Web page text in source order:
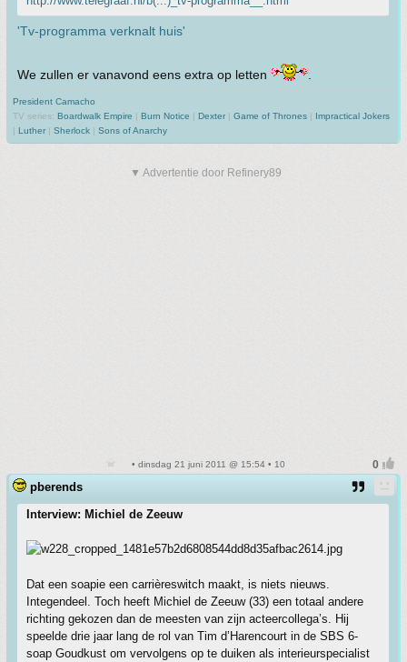
'Tv-programma verknalt huis'
We zullen er vanavond eens extra op letten
President Camacho
TV series: Boardwalk Empire | Burn Notice | Dexter | Game of Thrones | Impractical Jokers
| Luther | Sherlock | Sons of Anarchy
▼ Advertentie door Refinery89
• dinsdag 21 juni 2011 @ 15:54 • 10
pberends
Interview: Michiel de Zeeuw
Dat een soapie een carrièreswitch maakt, is niets nieuws.
Integendeel. Toch heeft Michiel de Zeeuw (33) een totaal andere
richting gekozen dan de meesten van zijn acteercollega’s. Hij
speelde drie jaar lang de rol van Tim d’Harencourt in de SBS 6-
soap Goudkust om vervolgens op te duiken als interieurspecialist